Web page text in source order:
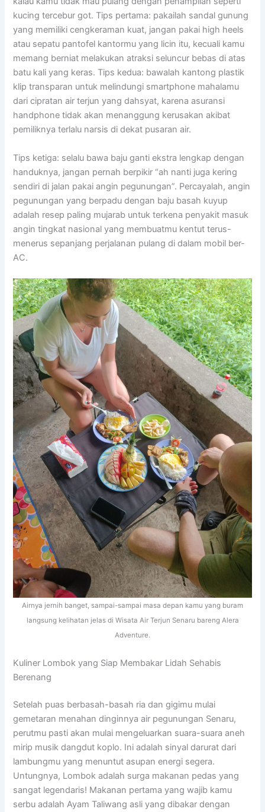
kucing tercebur got. Tips pertama: pakailah sandal gunung
yang memiliki cengkeraman kuat, jangan pakai high heels
atau sepatu pantofel kantormu yang licin itu, kecuali kamu
memang berniat melakukan atraksi seluncur bebas di atas
batu kali yang keras. Tips kedua: bawalah kantong plastik
klip transparan untuk melindungi smartphone mahalamu
dari cipratan air terjun yang dahsyat, karena asuransi
handphone tidak akan menanggung kerusakan akibat
pemiliknya terlalu narsis di dekat pusaran air.
Tips ketiga: selalu bawa baju ganti ekstra lengkap dengan
handuknya, jangan pernah berpikir “ah nanti juga kering
sendiri di jalan pakai angin pegunungan”. Percayalah, angin
pegunungan yang berpadu dengan baju basah kuyup
adalah resep paling mujarab untuk terkena penyakit masuk
angin tingkat nasional yang membuatmu kentut terus-
menerus sepanjang perjalanan pulang di dalam mobil ber-
AC.
Airnya jernih banget, sampai-sampai masa depan kamu yang buram
langsung kelihatan jelas di Wisata Air Terjun Senaru bareng Alera
Adventure.
Kuliner Lombok yang Siap Membakar Lidah Sehabis
Berenang
Setelah puas berbasah-basah ria dan gigimu mulai
gemetaran menahan dinginnya air pegunungan Senaru,
perutmu pasti akan mulai mengeluarkan suara-suara aneh
mirip musik dangdut koplo. Ini adalah sinyal darurat dari
lambungmu yang menuntut asupan energi segera.
Untungnya, Lombok adalah surga makanan pedas yang
sangat legendaris! Makanan pertama yang wajib kamu
serbu adalah Ayam Taliwang asli yang dibakar dengan